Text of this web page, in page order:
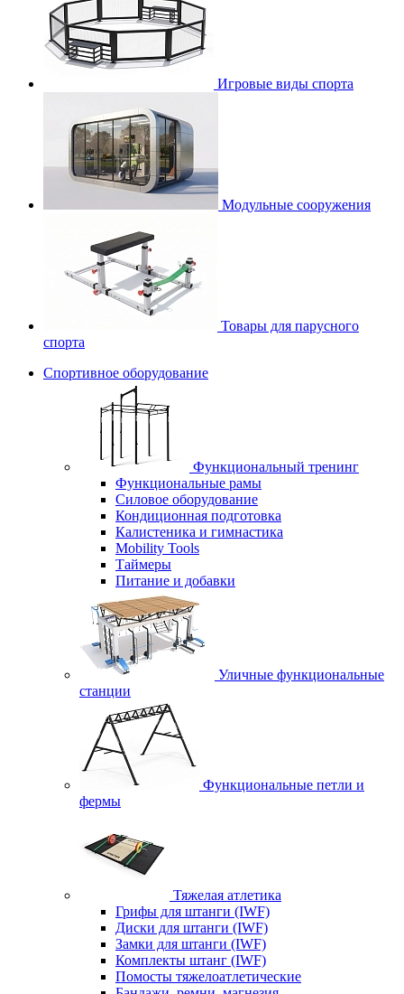
Игровые виды спорта
Модульные сооружения
Товары для парусного
спорта
Спортивное оборудование
Функциональный тренинг
Функциональные рамы
Силовое оборудование
Кондиционная подготовка
Калистеника и гимнастика
Mobility Tools
Таймеры
Питание и добавки
Уличные функциональные
станции
Функциональные петли и
фермы
Тяжелая атлетика
Грифы для штанги (IWF)
Диски для штанги (IWF)
Замки для штанги (IWF)
Комплекты штанг (IWF)
Помосты тяжелоатлетические